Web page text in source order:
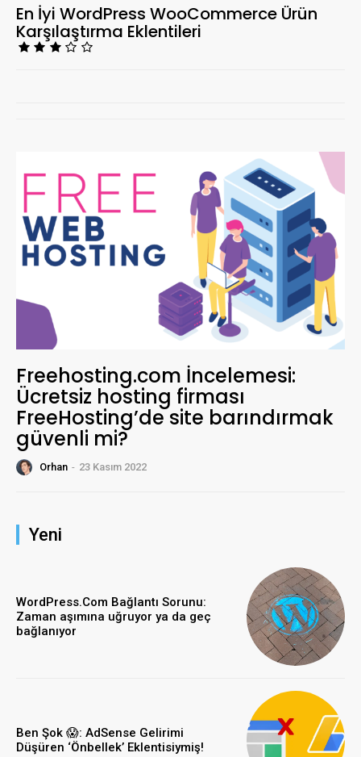
En İyi WordPress WooCommerce Ürün
Karşılaştırma Eklentileri
Freehosting.com İncelemesi:
Ücretsiz hosting firması
FreeHosting’de site barındırmak
güvenli mi?
Orhan - 23 Kasım 2022
Yeni
WordPress.Com Bağlantı Sorunu:
Zaman aşımına uğruyor ya da geç
bağlanıyor
Ben Şok 😱: AdSense Gelirimi
Düşüren ‘Önbellek’ Eklentisiymiş!